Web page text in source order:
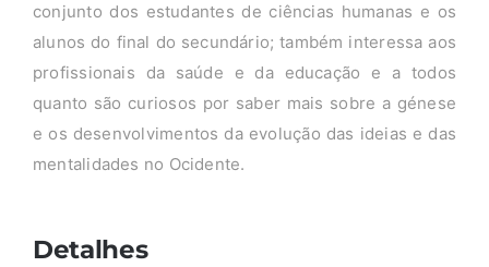
conjunto dos estudantes de ciências humanas e os
alunos do final do secundário; também interessa aos
profissionais da saúde e da educação e a todos
quanto são curiosos por saber mais sobre a génese
e os desenvolvimentos da evolução das ideias e das
mentalidades no Ocidente.
Detalhes